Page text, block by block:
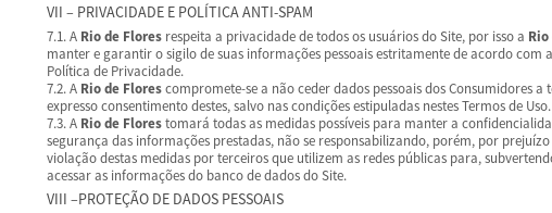
VII – PRIVACIDADE E POLÍTICA ANTI-SPAM
7.1. A Rio de Flores respeita a privacidade de todos os usuários do Site, por isso a
manter e garantir o sigilo de suas informações pessoais estritamente de acordo com
Política de Privacidade.
7.2. A Rio de Florescompromete-se a não ceder dados pessoais dos Consumidores a
expresso consentimento destes, salvo nas condições estipuladas nestes Termos de Uso.
7.3. A Rio de Florestomará todas as medidas possíveis para manter a
segurança das informações prestadas, não se responsabilizando, porém, por
violação destas medidas por terceiros que utilizem as redes públicas para,
acessar as informações do banco de dados do Site.
VIII –PROTEÇÃO DE DADOS PESSOAIS